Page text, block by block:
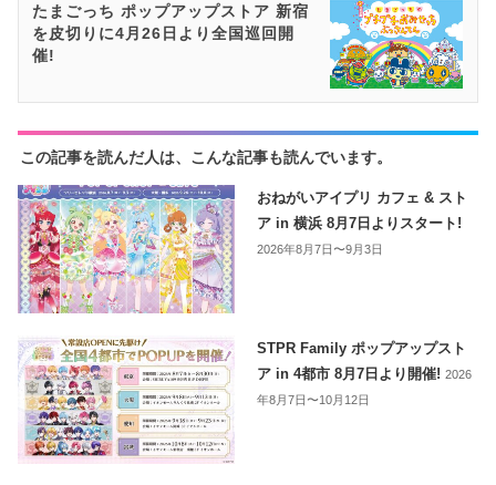
たまごっち ポップアップストア 新宿
を皮切りに4月26日より全国巡回開
催!
この記事を読んだ人は、こんな記事も読んでいます。
おねがいアイプリ カフェ & スト
ア in 横浜 8月7日よりスタート!
2026年8月7日〜9月3日
STPR Family ポップアップスト
ア in 4都市 8月7日より開催!2026
年8月7日〜10月12日